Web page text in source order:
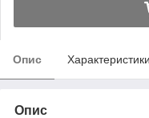
Опис Характеристики
Опис